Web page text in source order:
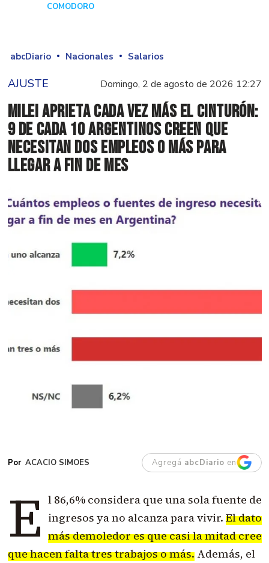
COMODORO
abcDiario Nacionales Salarios
AJUSTE Domingo, 2 de agosto de 2026 12:27
Milei aprieta cada vez más el cinturón:
9 de cada 10 argentinos creen que
necesitan dos empleos o más para
llegar a fin de mes
ACACIO SIMOES Agregá abcDiario en
E l 86,6% considera que una sola fuente de
ingresos ya no alcanza para vivir. El dato
más demoledor es que casi la mitad cree
que hacen falta tres trabajos o más.Además, el